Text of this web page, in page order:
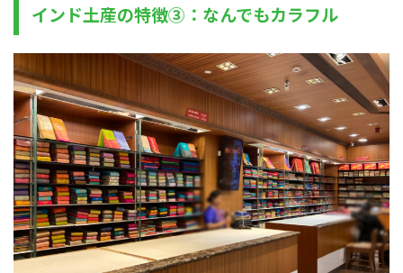
インド土産の特徴③：なんでもカラフル